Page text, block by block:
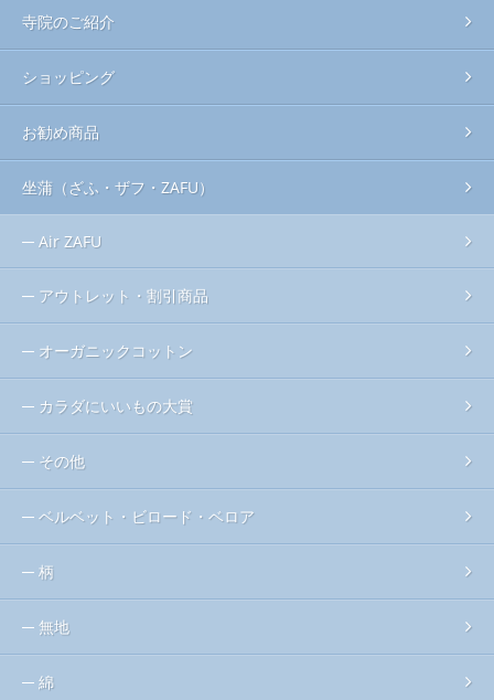
寺院のご紹介
ショッピング
お勧め商品
坐蒲（ざふ・ザフ・ZAFU）
Air ZAFU
アウトレット・割引商品
オーガニックコットン
カラダにいいもの大賞
その他
ベルベット・ビロード・ベロア
柄
無地
綿